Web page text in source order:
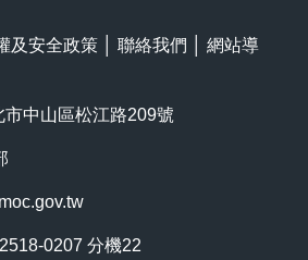
及安全政策 聯絡我們
網站導
中山區松江路209號
0207 分機22